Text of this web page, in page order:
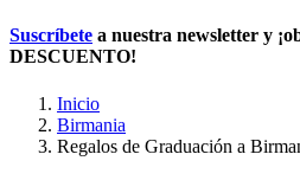
Suscríbete a nuestra newsletter y
DESCUENTO!
Inicio
Birmania
Regalos de Graduación a